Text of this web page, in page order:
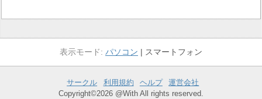
パソコン スマートフォン
サークル 利用規約 ヘルプ
運営会社
Copyright©2026 @With All rights reserved.